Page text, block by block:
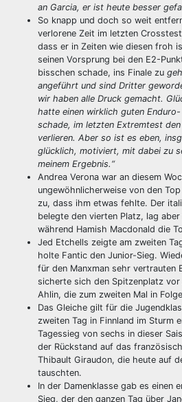
an Garcia, er ist heute besser
So knapp und doch so weit
verlorene Zeit im letzten
dass er in Zeiten wie diesen froh
seinen Vorsprung bei den E2-
bisschen schade, ins Finale zu
angeführt und sind Dritter
wir haben alle Druck gemacht.
hatte einen wirklich guten
schade, im letzten Extremtest
verlieren. Aber so ist es eben,
glücklich, motiviert, mit dabei zu
meinem Ergebnis.“
Andrea Verona war an diesem
ungewöhnlicherweise von den
zu, dass ihm etwas fehlte. Der
belegte den vierten Platz, lag
während Hamish Macdonald die
Jed Etchells zeigte am zweiten
holte Fantic den Junior-Sieg.
für den Manxman sehr vertrauten
sicherte sich den Spitzenplatz
Ahlin, die zum zweiten Mal in
Das Gleiche gilt für die
zweiten Tag in Finnland im Sturm
Tagessieg von sechs in dieser
der Rückstand auf das
Thibault Giraudon, die heute auf
tauschten.
In der Damenklasse gab es einen
Sieg, der den ganzen Tag über